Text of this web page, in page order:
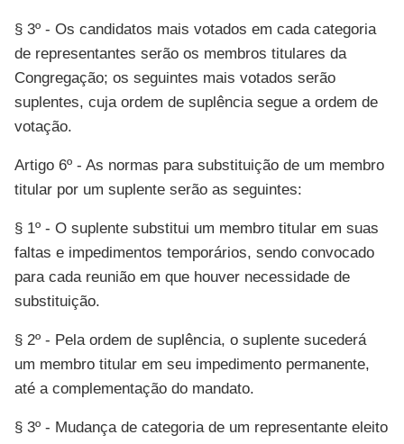
§ 3º - Os candidatos mais votados em cada categoria
de representantes serão os membros titulares da
Congregação; os seguintes mais votados serão
suplentes, cuja ordem de suplência segue a ordem de
votação.
Artigo 6º - As normas para substituição de um membro
titular por um suplente serão as seguintes:
§ 1º - O suplente substitui um membro titular em suas
faltas e impedimentos temporários, sendo convocado
para cada reunião em que houver necessidade de
substituição.
§ 2º - Pela ordem de suplência, o suplente sucederá
um membro titular em seu impedimento permanente,
até a complementação do mandato.
§ 3º - Mudança de categoria de um representante eleito